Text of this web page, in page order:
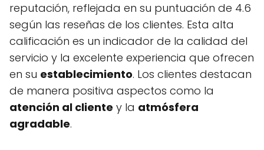
reputación, reflejada en su puntuación de 4.6
según las reseñas de los clientes. Esta alta
calificación es un indicador de la calidad del
servicio y la excelente experiencia que ofrecen
en su establecimiento. Los clientes destacan
de manera positiva aspectos como la
atención al cliente y la atmósfera
agradable.